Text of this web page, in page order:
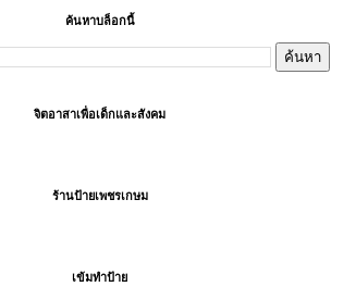
ค้นหาบล็อกนี้
จิตอาสาเพื่อเด็กและสังคม
ร้านป้ายเพชรเกษม
เข้มทำป้าย